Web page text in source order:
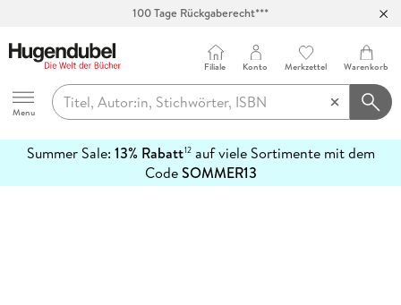
100 Tage Rückgaberecht***
Hugendubel
Menu
Filiale Konto Merkzettel Warenkorb
Summer Sale: 13% Rabatt12auf viele Sortimente mit dem
CodeSOMMER13
erfahren